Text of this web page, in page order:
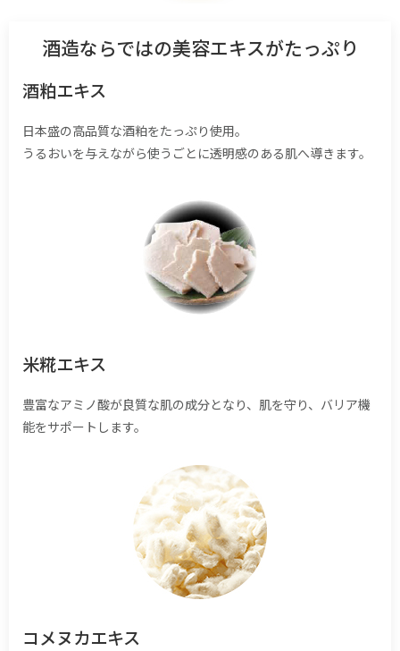
酒造ならではの美容エキスがたっぷり
酒粕エキス
日本盛の高品質な酒粕をたっぷり使用。
うるおいを与えながら使うごとに透明感のある肌へ導きます。
米糀エキス
豊富なアミノ酸が良質な肌の成分となり、肌を守り、バリア機
能をサポートします。
コメヌカエキス